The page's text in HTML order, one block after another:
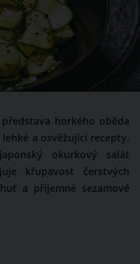
horkého oběda
a osvěžující recepty.
okurkový salát
křupavost čerstvých
a příjemné sezamové